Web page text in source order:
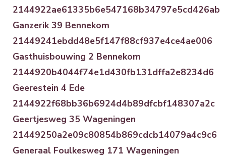
2144922ae61335b6e547168b34797e5cd426ab
Ganzerik 39 Bennekom
21449241ebdd48e5f147f88cf937e4ce4ae006
Gasthuisbouwing 2 Bennekom
2144920b4044f74e1d430fb131dffa2e8234d6
Geerestein 4 Ede
2144922f68bb36b6924d4b89dfcbf148307a2c
Geertjesweg 35 Wageningen
21449250a2e09c80854b869cdcb14079a4c9c6
Generaal Foulkesweg 171 Wageningen